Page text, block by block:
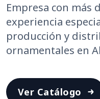
Empresa con más
experiencia
producción y
ornamentales en
Ver Catálogo